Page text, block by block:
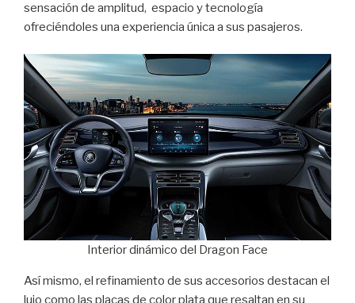
sensación de amplitud, espacio y tecnología
ofreciéndoles una experiencia única a sus pasajeros.
Interior dinámico del Dragon Face
Así mismo, el refinamiento de sus accesorios destacan el
lujo como las placas de color plata que resaltan en su